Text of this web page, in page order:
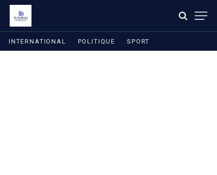
INTERNATIONAL POLITIQUE SPORT